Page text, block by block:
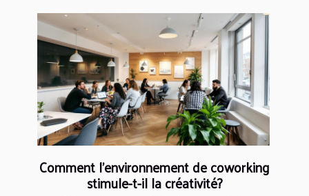
Comment l'environnement de coworking
stimule-t-il la créativité?